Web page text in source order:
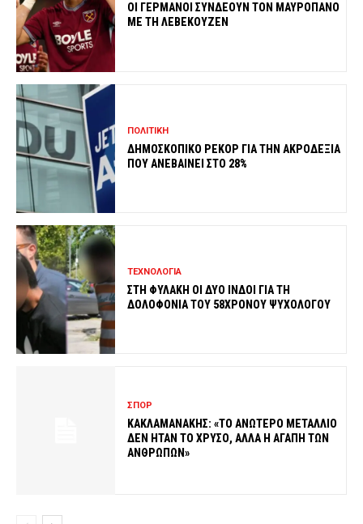
ΟΙ ΓΕΡΜΑΝΟΙ ΣΥΝΔΕΟΥΝ ΤΟΝ ΜΑΥΡΟΠΑΝΟ
ΜΕ ΤΗ ΛΕΒΕΚΟΥΖΕΝ
ΠΟΛΙΤΙΚΗ
ΔΗΜΟΣΚΟΠΙΚΟ ΡΕΚΟΡ ΓΙΑ ΤΗΝ ΑΚΡΟΔΕΞΙΑ
ΠΟΥ ΑΝΕΒΑΙΝΕΙ ΣΤΟ 28%
ΤΕΧΝΟΛΟΓΙΑ
ΣΤΗ ΦΥΛΑΚΗ ΟΙ ΔΥΟ ΙΝΔΟΙ ΓΙΑ ΤΗ
ΔΟΛΟΦΟΝΙΑ ΤΟΥ 58ΧΡΟΝΟΥ ΨΥΧΟΛΟΓΟΥ
ΣΠΟΡ
ΚΑΚΛΑΜΑΝΑΚΗΣ: «ΤΟ ΑΝΩΤΕΡΟ ΜΕΤΑΛΛΙΟ
ΔΕΝ ΗΤΑΝ ΤΟ ΧΡΥΣΟ, ΑΛΛΑ Η ΑΓΑΠΗ ΤΩΝ
ΑΝΘΡΩΠΩΝ»